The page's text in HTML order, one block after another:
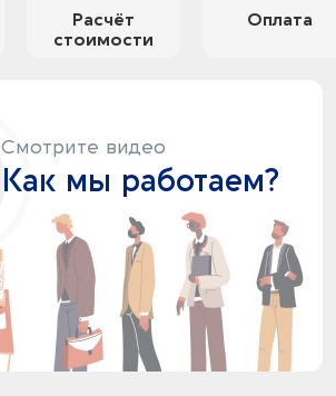
Расчёт
стоимости
Оплата
Смотрите видео
Как мы работаем?